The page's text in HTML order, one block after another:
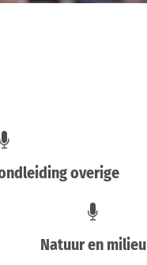
overige
Natuur en milieu